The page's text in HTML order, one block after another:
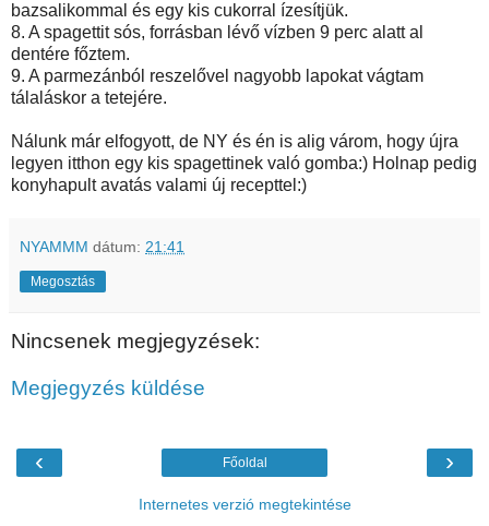
bazsalikommal és egy kis cukorral ízesítjük.
8. A spagettit sós, forrásban lévő vízben 9 perc alatt al
dentére főztem.
9. A parmezánból reszelővel nagyobb lapokat vágtam
tálaláskor a tetejére.
Nálunk már elfogyott, de NY és én is alig várom, hogy újra
legyen itthon egy kis spagettinek való gomba:) Holnap pedig
konyhapult avatás valami új recepttel:)
NYAMMM dátum: 21:41
Megosztás
Nincsenek megjegyzések:
Megjegyzés küldése
‹ ›
Főoldal
Internetes verzió megtekintése